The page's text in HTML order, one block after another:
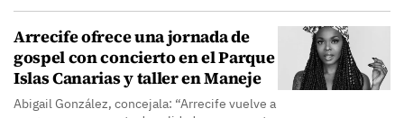
Arrecife ofrece una jornada de
gospel con concierto en el Parque
Islas Canarias y taller en Maneje
Abigail González, concejala: “Arrecife vuelve a